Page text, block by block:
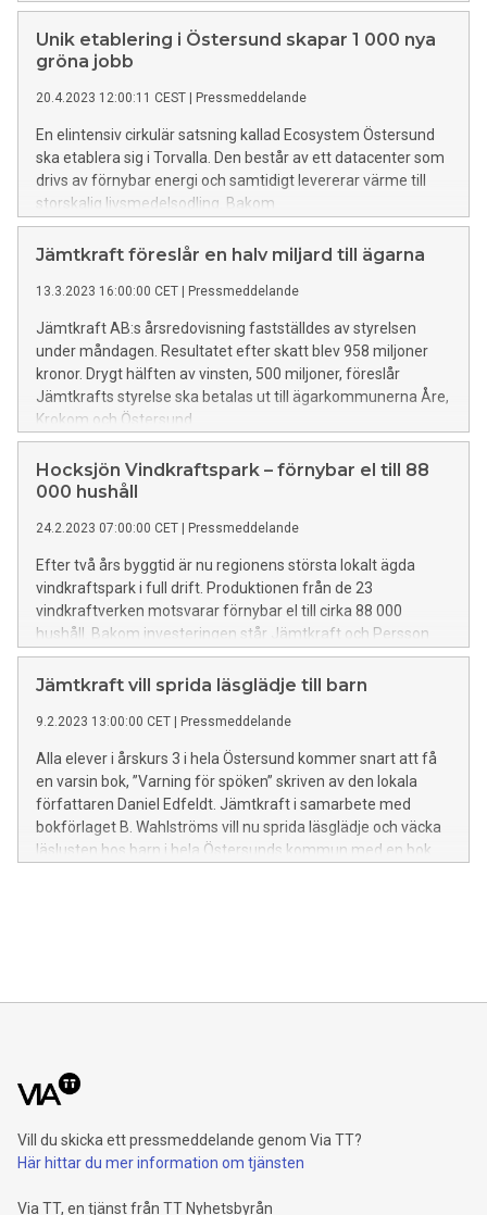
Unik etablering i Östersund skapar 1 000 nya
gröna jobb
20.4.2023 12:00:11 CEST Pressmeddelande
En elintensiv cirkulär satsning kallad Ecosystem Östersund
ska etablera sig i Torvalla. Den består av ett datacenter som
drivs av förnybar energi och samtidigt levererar värme till
storskalig livsmedelsodling. Bakom
mångmiljardinvesteringen står bolagen EcoDataCenter och
WA3RM som tillsammans väntas skapa nära 1 000 nya
Jämtkraft föreslår en halv miljard till ägarna
13.3.2023 16:00:00 CET Pressmeddelande
Jämtkraft AB:s årsredovisning fastställdes av styrelsen
under måndagen. Resultatet efter skatt blev 958 miljoner
kronor. Drygt hälften av vinsten, 500 miljoner, föreslår
Jämtkrafts styrelse ska betalas ut till ägarkommunerna Åre,
Krokom och Östersund.
Hocksjön Vindkraftspark – förnybar el till 88
000 hushåll
24.2.2023 07:00:00 CET Pressmeddelande
Efter två års byggtid är nu regionens största lokalt ägda
vindkraftspark i full drift. Produktionen från de 23
vindkraftverken motsvarar förnybar el till cirka 88 000
hushåll. Bakom investeringen står Jämtkraft och Persson
Invest.
Jämtkraft vill sprida läsglädje till barn
9.2.2023 13:00:00 CET Pressmeddelande
Alla elever i årskurs 3 i hela Östersund kommer snart att få
en varsin bok, ”Varning för spöken” skriven av den lokala
författaren Daniel Edfeldt. Jämtkraft i samarbete med
bokförlaget B. Wahlströms vill nu sprida läsglädje och väcka
läslusten hos barn i hela Östersunds kommun med en bok
Vill du skicka ett pressmeddelande genom Via TT?
Här hittar du mer information om tjänsten
Via TT, en tjänst från TT Nyhetsbyrån